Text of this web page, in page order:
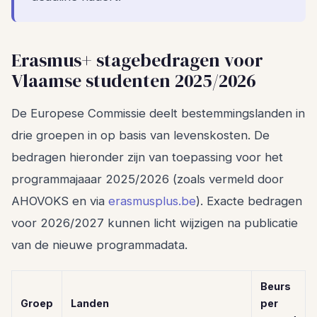
Erasmus+ stagebedragen voor
Vlaamse studenten 2025/2026
De Europese Commissie deelt bestemmingslanden in
drie groepen in op basis van levenskosten. De
bedragen hieronder zijn van toepassing voor het
programmajaaar 2025/2026 (zoals vermeld door
AHOVOKS en via erasmusplus.be). Exacte bedragen
voor 2026/2027 kunnen licht wijzigen na publicatie
van de nieuwe programmadata.
Groep Landen
Beurs
per